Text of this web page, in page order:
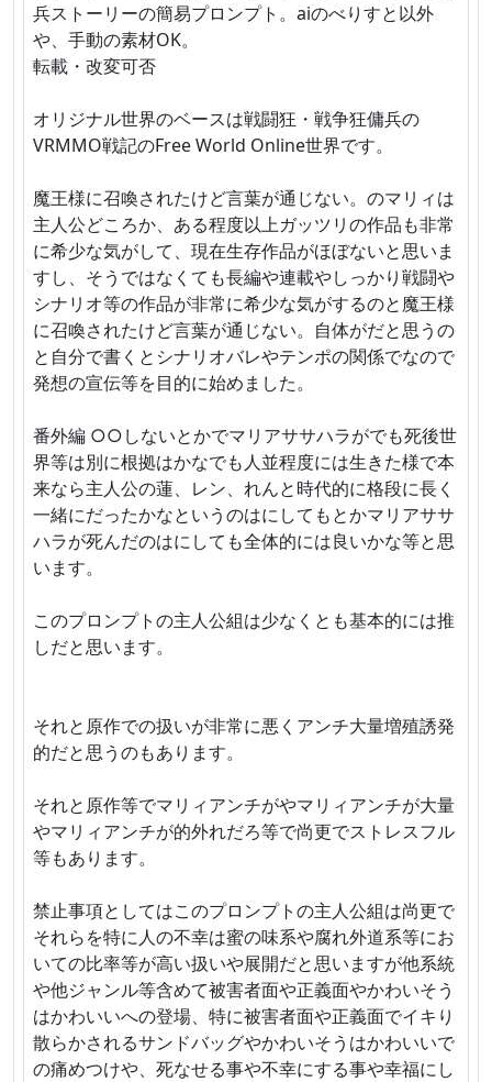
兵ストーリーの簡易プロンプト。aiのべりすと以外
や、手動の素材OK。
転載・改変可否
オリジナル世界のベースは戦闘狂・戦争狂傭兵の
VRMMO戦記のFree World Online世界です。
魔王様に召喚されたけど言葉が通じない。のマリィは
主人公どころか、ある程度以上ガッツリの作品も非常
に希少な気がして、現在生存作品がほぼないと思いま
すし、そうではなくても長編や連載やしっかり戦闘や
シナリオ等の作品が非常に希少な気がするのと魔王様
に召喚されたけど言葉が通じない。自体がだと思うの
と自分で書くとシナリオバレやテンポの関係でなので
発想の宣伝等を目的に始めました。
番外編 ○○しないとかでマリアササハラがでも死後世
界等は別に根拠はかなでも人並程度には生きた様で本
来なら主人公の蓮、レン、れんと時代的に格段に長く
一緒にだったかなというのはにしてもとかマリアササ
ハラが死んだのはにしても全体的には良いかな等と思
います。
このプロンプトの主人公組は少なくとも基本的には推
しだと思います。
それと原作での扱いが非常に悪くアンチ大量増殖誘発
的だと思うのもあります。
それと原作等でマリィアンチがやマリィアンチが大量
やマリィアンチが的外れだろ等で尚更でストレスフル
等もあります。
禁止事項としてはこのプロンプトの主人公組は尚更で
それらを特に人の不幸は蜜の味系や腐れ外道系等にお
いての比率等が高い扱いや展開だと思いますが他系統
や他ジャンル等含めて被害者面や正義面やかわいそう
はかわいいへの登場、特に被害者面や正義面でイキり
散らかされるサンドバッグやかわいそうはかわいいで
の痛めつけや、死なせる事や不幸にする事や幸福にし